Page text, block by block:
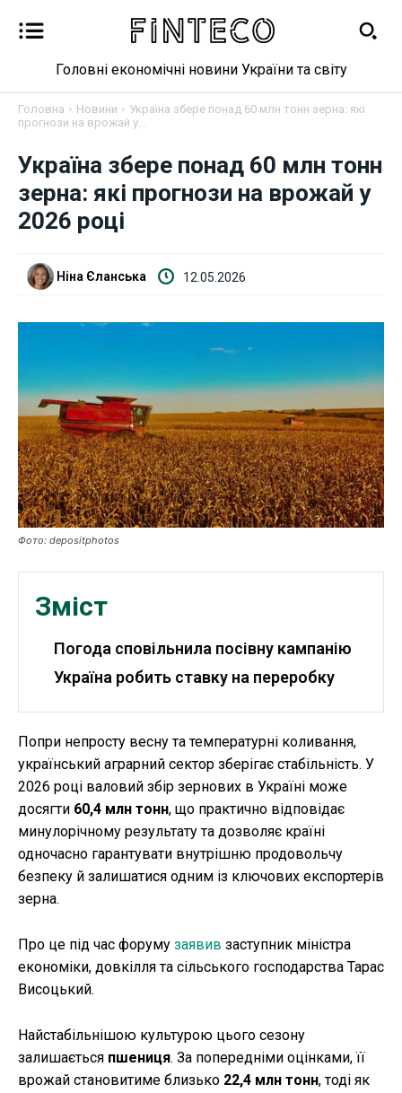
Новини
Бізнес
Фінанси
Робота і освіта
Публікації
ФОП
Курс валют
Ми в соц. мережах
Головні економічні новини України та світу
Головна Новини
Україна збере понад 60 млн тонн зерна: які
прогнози на врожай у...
Україна збере понад 60 млн тонн
зерна: які прогнози на врожай у
2026 році
Ніна Єланська 12.05.2026
Фото: depositphotos
Зміст
Погода сповільнила посівну кампанію
Україна робить ставку на переробку
Попри непросту весну та температурні коливання,
український аграрний сектор зберігає стабільність. У
2026 році валовий збір зернових в Україні може
досягти 60,4 млн тонн, що практично відповідає
минулорічному результату та дозволяє країні
одночасно гарантувати внутрішню продовольчу
безпеку й залишатися одним із ключових експортерів
зерна.
Про це під час форуму заявив заступник міністра
економіки, довкілля та сільського господарства Тарас
Висоцький.
Найстабільнішою культурою цього сезону
залишається пшениця. За попередніми оцінками, її
врожай становитиме близько 22,4 млн тонн, тоді як